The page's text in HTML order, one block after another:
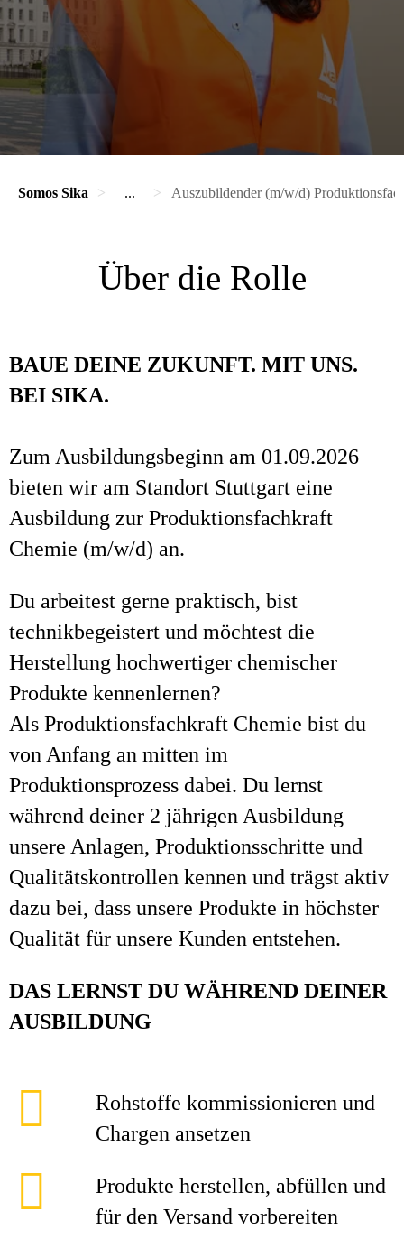
Somos Sika ... Auszubildender (m/w/d)
Über die Rolle
BAUE DEINE ZUKUNFT. MIT UNS.
BEI SIKA.
Zum Ausbildungsbeginn am 01.09.2026
bieten wir am Standort Stuttgart eine
Ausbildung zur Produktionsfachkraft
Chemie (m/w/d) an.
Du arbeitest gerne praktisch, bist
technikbegeistert und möchtest die
Herstellung hochwertiger chemischer
Produkte kennenlernen?
Als Produktionsfachkraft Chemie bist du
von Anfang an mitten im
Produktionsprozess dabei. Du lernst
während deiner 2 jährigen Ausbildung
unsere Anlagen, Produktionsschritte und
Qualitätskontrollen kennen und trägst aktiv
dazu bei, dass unsere Produkte in höchster
Qualität für unsere Kunden entstehen.
DAS LERNST DU WÄHREND DEINER
AUSBILDUNG
Rohstoffe kommissionieren und
Chargen ansetzen
Produkte herstellen, abfüllen und
für den Versand vorbereiten